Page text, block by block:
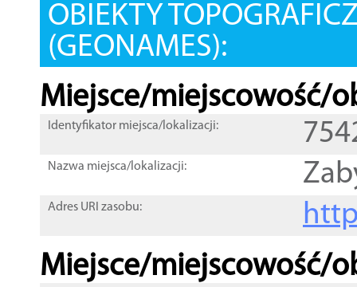
OBIEKTY
(GEONAMES):
Miejsce/miejscowość/
Identyfikator miejsca/lokalizacji:
Nazwa miejsca/lokalizacji:
Adres URI zasobu:
Miejsce/miejscowość/